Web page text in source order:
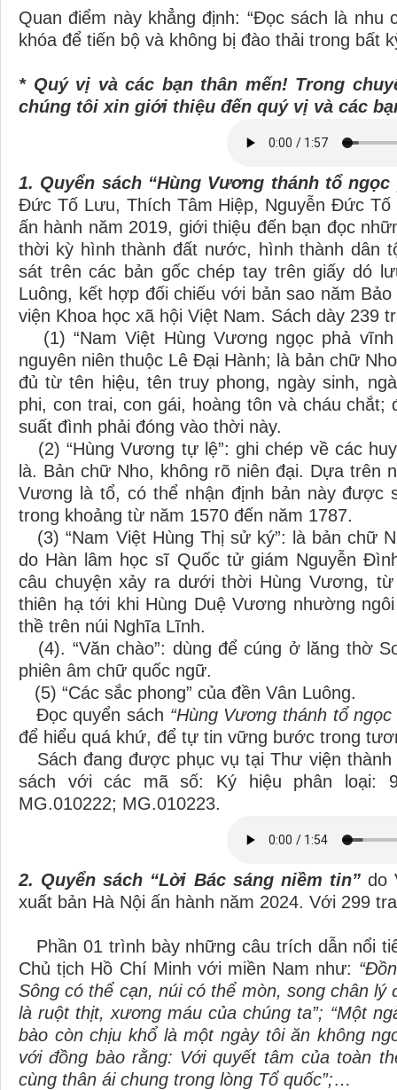
Quan điểm này khẳng định: “Đọc sách là
khóa để tiến bộ và không bị đào thải trong bất
* Quý vị và các bạn thân mến! Trong
chúng tôi xin giới thiệu đến quý vị và các
1. Quyển sách “Hùng Vương thánh tổ ngọc
Đức Tố Lưu, Thích Tâm Hiệp, Nguyễn Đức
ấn hành năm 2019, giới thiệu đến bạn đọc
thời kỳ hình thành đất nước, hình thành dân
sát trên các bản gốc chép tay trên giấy dó
Luông, kết hợp đối chiếu với bản sao năm
viện Khoa học xã hội Việt Nam. Sách dày 239
(1) “Nam Việt Hùng Vương ngọc phả vĩnh
nguyên niên thuộc Lê Đại Hành; là bản chữ
đủ từ tên hiệu, tên truy phong, ngày sinh,
phi, con trai, con gái, hoàng tôn và cháu
suất đình phải đóng vào thời này.
(2) “Hùng Vương tự lệ”: ghi chép về các
là. Bản chữ Nho, không rõ niên đại. Dựa trên
Vương là tổ, có thể nhận định bản này được
trong khoảng từ năm 1570 đến năm 1787.
(3) “Nam Việt Hùng Thị sử ký”: là bản chữ
do Hàn lâm học sĩ Quốc tử giám Nguyễn
câu chuyện xảy ra dưới thời Hùng Vương,
thiên hạ tới khi Hùng Duệ Vương nhường
thề trên núi Nghĩa Lĩnh.
(4). “Văn chào”: dùng để cúng ở lăng thờ
phiên âm chữ quốc ngữ.
(5) “Các sắc phong” của đền Vân Luông.
Đọc quyển sách “Hùng Vương thánh tổ ngọc
để hiểu quá khứ, để tự tin vững bước trong
Sách đang được phục vụ tại Thư viện
sách với các mã số: Ký hiệu phân loại:
MG.010222; MG.010223.
2. Quyển sách “Lời Bác sáng niềm tin” do
xuất bản Hà Nội ấn hành năm 2024. Với 299
Phần 01 trình bày những câu trích dẫn nổi
Chủ tịch Hồ Chí Minh với miền Nam như:
Sông có thể cạn, núi có thể mòn, song chân lý
là ruột thịt, xương máu của chúng ta”; “Một
bào còn chịu khổ là một ngày tôi ăn không
với đồng bào rằng: Với quyết tâm của toàn
cùng thân ái chung trong lòng Tổ quốc”;…